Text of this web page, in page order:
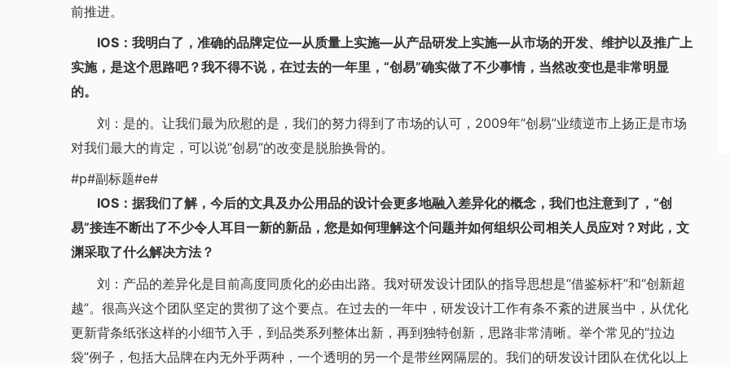
前推进。
IOS：我明白了，准确的品牌定位—从质量上实施—从产品研发上实施—从市场的开发、维护以及推广上
实施，是这个思路吧？我不得不说，在过去的一年里，“创易”确实做了不少事情，当然改变也是非常明显
的。
刘：是的。让我们最为欣慰的是，我们的努力得到了市场的认可，2009年“创易”业绩逆市上扬正是市场
对我们最大的肯定，可以说“创易”的改变是脱胎换骨的。
#p#副标题#e#
IOS：据我们了解，今后的文具及办公用品的设计会更多地融入差异化的概念，我们也注意到了，“创
易”接连不断出了不少令人耳目一新的新品，您是如何理解这个问题并如何组织公司相关人员应对？对此，文
渊采取了什么解决方法？
刘：产品的差异化是目前高度同质化的必由出路。我对研发设计团队的指导思想是“借鉴标杆”和“创新超
越”。很高兴这个团队坚定的贯彻了这个要点。在过去的一年中，研发设计工作有条不紊的进展当中，从优化
更新背条纸张这样的小细节入手，到品类系列整体出新，再到独特创新，思路非常清晰。举个常见的“拉边
袋”例子，包括大品牌在内无外乎两种，一个透明的另一个是带丝网隔层的。我们的研发设计团队在优化以上